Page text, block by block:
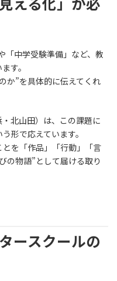
「中学受験準備」など、教
す。
か”を具体的に伝えてくれ
北山田）は、この課題に
形で応えています。
を「作品」「行動」「言
の物語”として届ける取り
ースクールの